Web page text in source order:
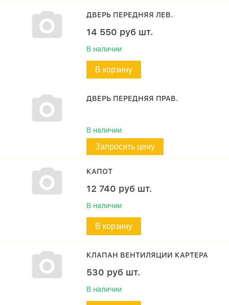
ДВЕРЬ ПЕРЕДНЯЯ ЛЕВ.
14 550 руб шт.
В наличии
В корзину
ДВЕРЬ ПЕРЕДНЯЯ ПРАВ.
В наличии
Запросить цену
КАПОТ
12 740 руб шт.
В наличии
В корзину
КЛАПАН ВЕНТИЛЯЦИИ КАРТЕРА
530 руб шт.
В наличии